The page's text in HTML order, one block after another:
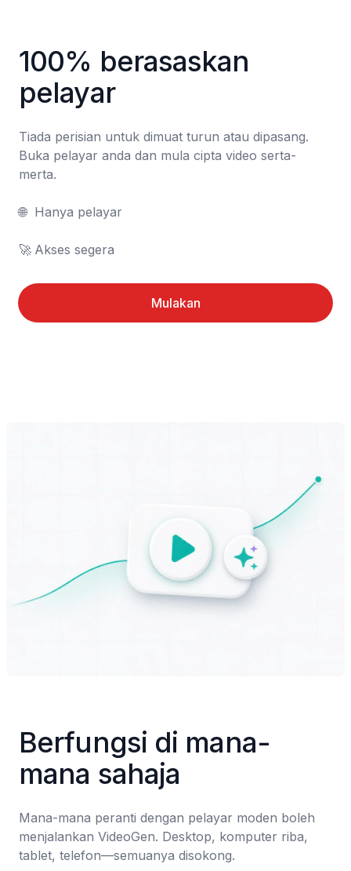
100% berasaskan
pelayar
Tiada perisian untuk dimuat turun atau dipasang.
Buka pelayar anda dan mula cipta video serta-
merta.
🌐	Hanya pelayar
🚀	Akses segera
Mulakan
Berfungsi di mana-
mana sahaja
Mana-mana peranti dengan pelayar moden boleh
menjalankan VideoGen. Desktop, komputer riba,
tablet, telefon—semuanya disokong.